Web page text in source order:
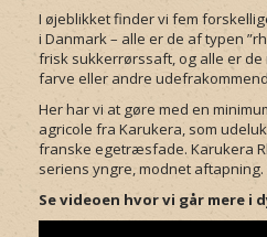
I øjeblikket finder vi fem
i Danmark – alle er de af typen
frisk sukkerrørssaft, og alle er
farve eller andre
Her har vi at gøre med en
agricole fra Karukera, som
franske egetræsfade. Karukera
seriens yngre, modnet aftapning.
Se videoen hvor vi går mere i